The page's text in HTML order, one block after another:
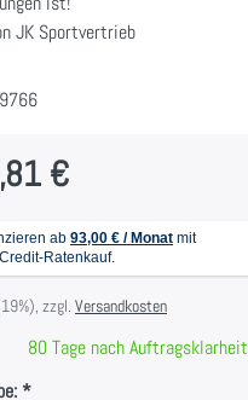
JK Sportvertrieb
€
zzgl. Versandkosten
80 Tage nach Auftragsklarheit